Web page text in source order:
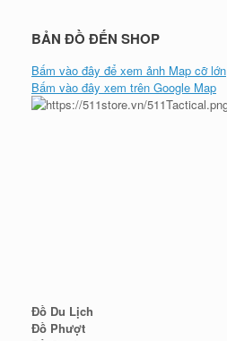
BẢN ĐỒ ĐẾN SHOP
Bấm vào đây để xem ảnh Map cỡ lớn
Bấm vào đây xem trên Google Map
Đồ Du Lịch
Đồ Phượt